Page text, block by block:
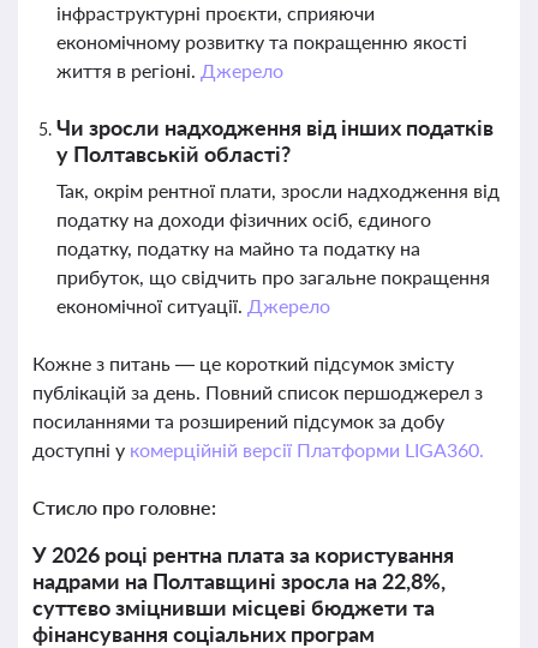
інфраструктурні проєкти, сприяючи
економічному розвитку та покращенню якості
життя в регіоні. Джерело
Чи зросли надходження від інших податків
у Полтавській області?
Так, окрім рентної плати, зросли надходження від
податку на доходи фізичних осіб, єдиного
податку, податку на майно та податку на
прибуток, що свідчить про загальне покращення
економічної ситуації. Джерело
Кожне з питань — це короткий підсумок змісту
публікацій за день. Повний список першоджерел з
посиланнями та розширений підсумок за добу
доступні у комерційній версії Платформи LIGA360.
Стисло про головне:
У 2026 році рентна плата за користування
надрами на Полтавщині зросла на 22,8%,
суттєво зміцнивши місцеві бюджети та
фінансування соціальних програм